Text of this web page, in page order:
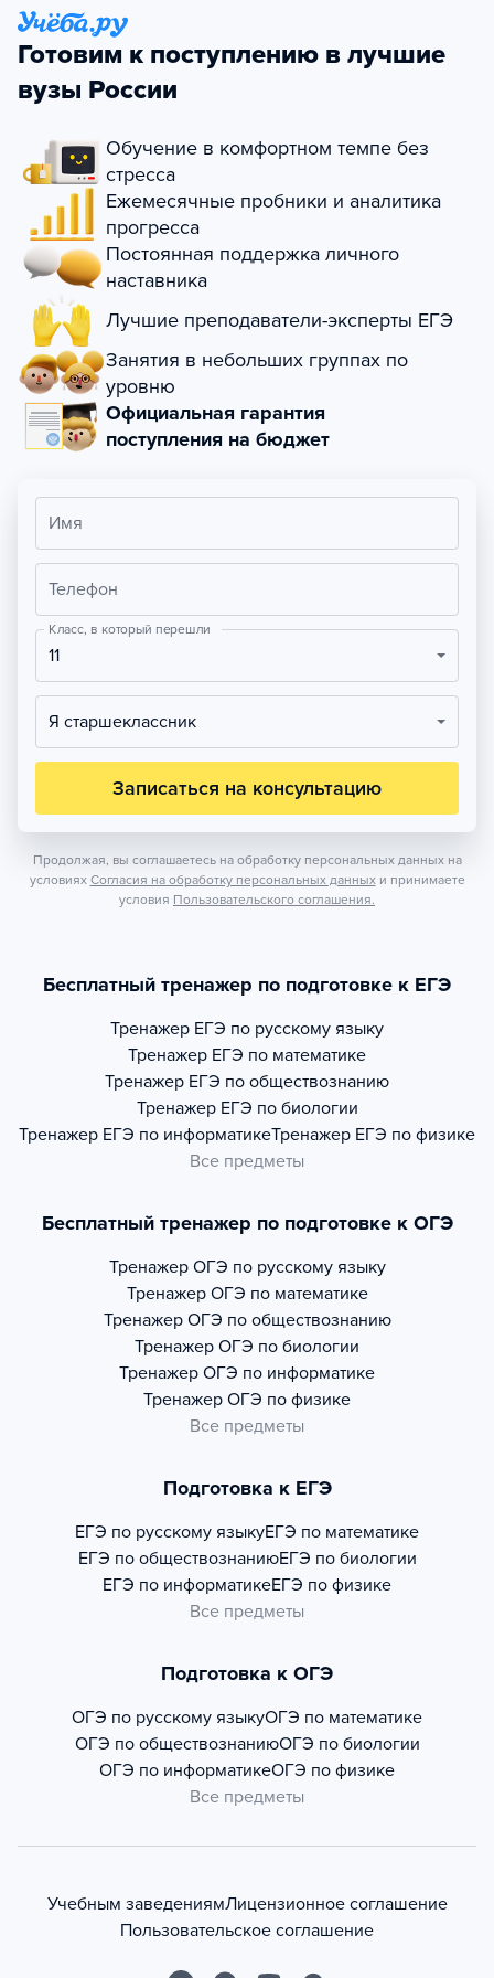
Готовим к поступлению в лучшие
вузы России
Обучение в комфортном темпе без
стресса
Ежемесячные пробники и аналитика
прогресса
Постоянная поддержка личного
наставника
Лучшие преподаватели-эксперты ЕГЭ
Занятия в небольших группах по
уровню
Официальная гарантия
поступления на бюджет
Имя
Телефон
Класс, в который перешли
11
Я старшеклассник
Записаться на консультацию
Продолжая, вы соглашаетесь на обработку персональных данных на
условиях Согласия на обработку персональных данных и принимаете
условия Пользовательского соглашения.
Бесплатный тренажер по подготовке к ЕГЭ
Тренажер ЕГЭ по русскому языку
Тренажер ЕГЭ по математике
Тренажер ЕГЭ по обществознанию
Тренажер ЕГЭ по биологии
Тренажер ЕГЭ по информатикеТренажер ЕГЭ по физике
Все предметы
Бесплатный тренажер по подготовке к ОГЭ
Тренажер ОГЭ по русскому языку
Тренажер ОГЭ по математике
Тренажер ОГЭ по обществознанию
Тренажер ОГЭ по биологии
Тренажер ОГЭ по информатике
Тренажер ОГЭ по физике
Все предметы
Подготовка к ЕГЭ
ЕГЭ по русскому языкуЕГЭ по математике
ЕГЭ по обществознаниюЕГЭ по биологии
ЕГЭ по информатикеЕГЭ по физике
Все предметы
Подготовка к ОГЭ
ОГЭ по русскому языкуОГЭ по математике
ОГЭ по обществознаниюОГЭ по биологии
ОГЭ по информатикеОГЭ по физике
Все предметы
Учебным заведениямЛицензионное соглашение
Пользовательское соглашение